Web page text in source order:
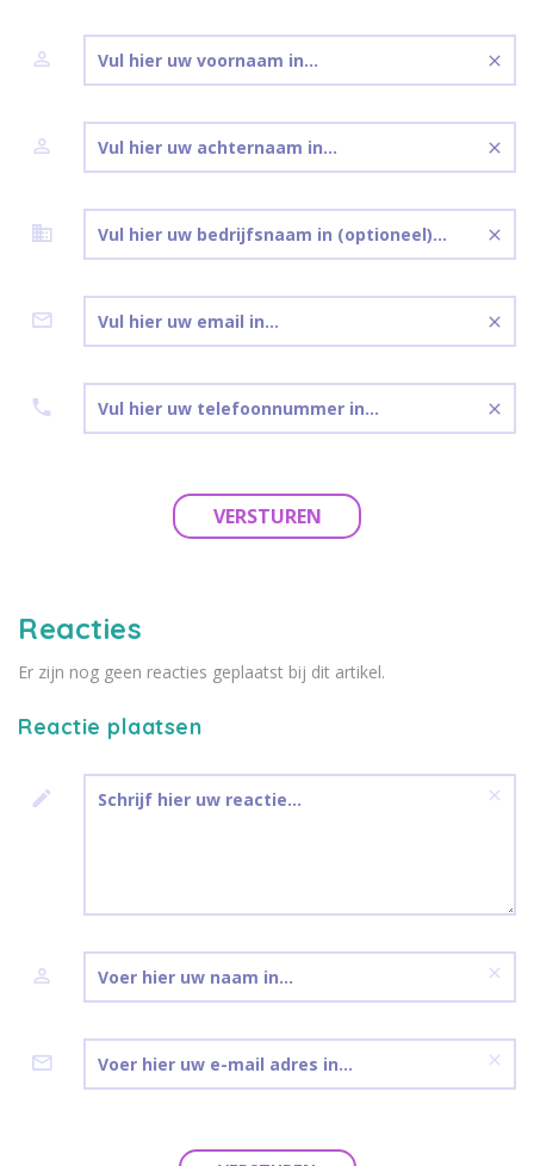
VERSTUREN
Reacties
Er zijn nog geen reacties geplaatst bij dit artikel.
Reactie plaatsen